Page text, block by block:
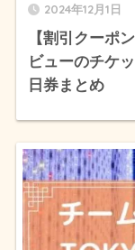
2024年12月1日
【割引クーポ
ビューのチケ
日券まとめ